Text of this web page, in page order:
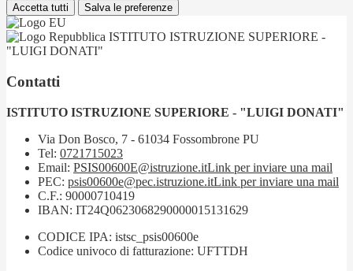
Accetta tutti Salva le preferenze
ISTITUTO ISTRUZIONE SUPERIORE -
"LUIGI DONATI"
Contatti
ISTITUTO ISTRUZIONE SUPERIORE - "LUIGI DONATI"
Via Don Bosco, 7 - 61034 Fossombrone PU
Tel: 0721715023
Email: PSIS00600E@istruzione.itLink per inviare una mail
PEC: psis00600e@pec.istruzione.itLink per inviare una mail
C.F.: 90000710419
IBAN: IT24Q0623068290000015131629
CODICE IPA: istsc_psis00600e
Codice univoco di fatturazione: UFTTDH